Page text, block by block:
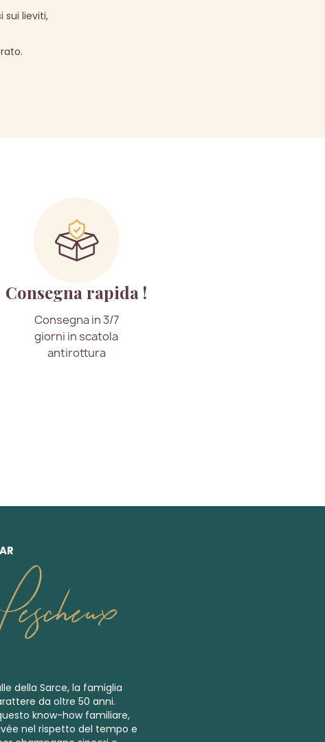
lieviti,
Consegna rapida !
Consegna in 3/7
giorni in scatola
antirottura
della Sarce, la famiglia
da oltre 50 anni.
know-how familiare,
nel rispetto del tempo e